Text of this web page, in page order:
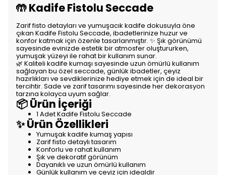
🤲 Kadife Fistolu Seccade
Zarif fisto detayları ve yumuşacık kadife dokusuyla öne
çıkan Kadife Fistolu Seccade, ibadetlerinize huzur ve
konfor katmak için özenle tasarlanmıştır. ✨ Şık görünümü
sayesinde evinizde estetik bir atmosfer oluştururken,
yumuşak yüzeyi ile rahat bir kullanım sunar.
🌿 Kaliteli kadife kumaşı sayesinde uzun ömürlü kullanım
sağlayan bu özel seccade, günlük ibadetler, çeyiz
hazırlıkları ve sevdiklerinize hediye etmek için de ideal bir
tercihtir. Sade ve zarif tasarımı sayesinde her dekorasyon
tarzına kolayca uyum sağlar.
📦 Ürün İçeriği
1 Adet Kadife Fistolu Seccade
✨ Ürün Özellikleri
Yumuşak kadife kumaş yapısı
Zarif fisto detaylı tasarım
Konforlu ve rahat kullanım
Şık ve dekoratif görünüm
Dayanıklı ve uzun ömürlü kullanım
Günlük kullanım ve çeyiz için idealdir